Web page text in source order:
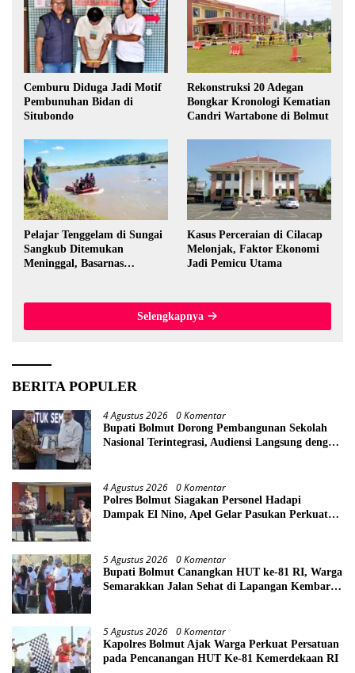
Cemburu Diduga Jadi Motif
Pembunuhan Bidan di
Situbondo
Rekonstruksi 20 Adegan
Bongkar Kronologi Kematian
Candri Wartabone di Bolmut
Pelajar Tenggelam di Sungai
Sangkub Ditemukan
Meninggal, Basarnas
Kasus Perceraian di Cilacap
Melonjak, Faktor Ekonomi
Jadi Pemicu Utama
Selengkapnya
BERITA POPULER
4 Agustus 2026 0 Komentar
Bupati Bolmut Dorong Pembangunan Sekolah
Nasional Terintegrasi, Audiensi Langsung dengan
4 Agustus 2026 0 Komentar
Polres Bolmut Siagakan Personel Hadapi
Dampak El Nino, Apel Gelar Pasukan Perkuat
5 Agustus 2026 0 Komentar
Bupati Bolmut Canangkan HUT ke-81 RI, Warga
Semarakkan Jalan Sehat di Lapangan Kembar
5 Agustus 2026 0 Komentar
Kapolres Bolmut Ajak Warga Perkuat Persatuan
pada Pencanangan HUT Ke-81 Kemerdekaan RI